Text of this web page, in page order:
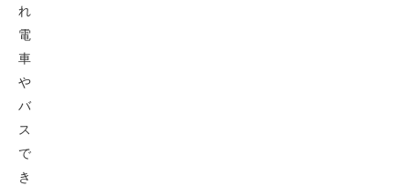
れ
電
車
や
バ
ス
で
き